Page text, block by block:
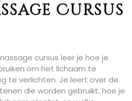
Cursus
cursus leer je hoe je
om het lichaam te
te verlichten. Je leert over de
die worden gebruikt, hoe je